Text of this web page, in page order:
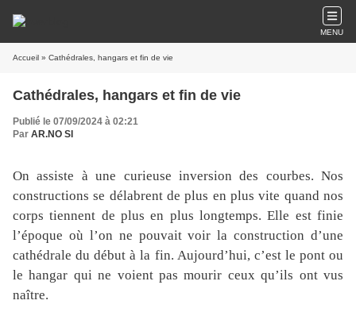
MENU
Accueil » Cathédrales, hangars et fin de vie
Cathédrales, hangars et fin de vie
Publié le 07/09/2024 à 02:21
Par AR.NO SI
On assiste à une curieuse inversion des courbes. Nos
constructions se délabrent de plus en plus vite quand nos
corps tiennent de plus en plus longtemps. Elle est finie
l’époque où l’on ne pouvait voir la construction d’une
cathédrale du début à la fin. Aujourd’hui, c’est le pont ou
le hangar qui ne voient pas mourir ceux qu’ils ont vus
naître.